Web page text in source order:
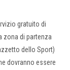
gratuito di
zona di partenza
dello Sport)
dovranno essere